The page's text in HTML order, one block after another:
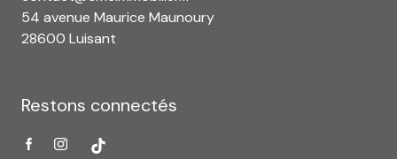
54 avenue Maurice Maunoury
28600 Luisant
Restons connectés